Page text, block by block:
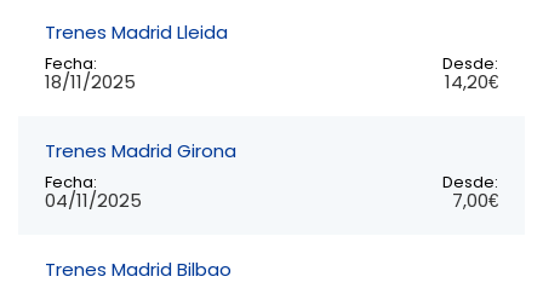
Trenes Madrid Lleida
Fecha:
18/11/2025
Desde:
14,20€
Trenes Madrid Girona
Fecha:
04/11/2025
Desde:
7,00€
Trenes Madrid Bilbao